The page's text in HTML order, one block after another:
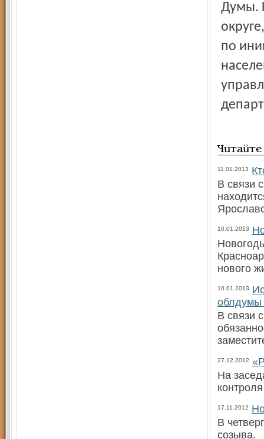
Думы.
по
11.01.2013
В связи
10.01.2013
нового
10.01.2013
облдумы
В связи
27.12.2012
На
17.11.2012
В
созыва.